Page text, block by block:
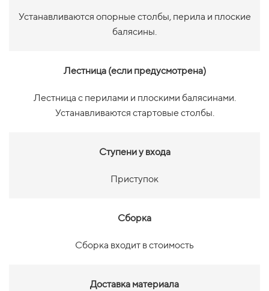
Устанавливаются опорные столбы, перила и плоские
балясины.
Лестница (если предусмотрена)
Лестница с перилами и плоскими балясинами.
Устанавливаются стартовые столбы.
Ступени у входа
Приступок
Сборка
Сборка входит в стоимость
Доставка материала